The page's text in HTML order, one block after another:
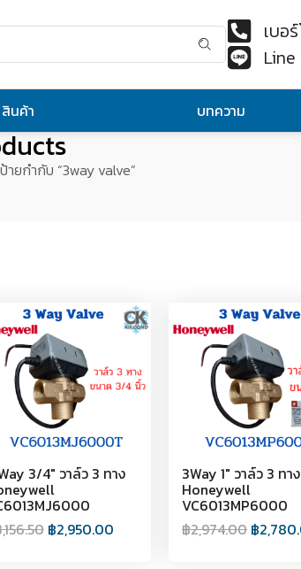
เบอ
สินค้า บทความ
ยกำกับ “3way valve”
3/4" วาล์ว 3 ทาง
฿2,950.00
3Way 1" วาล์ว 3 ทาง
Honeywell
VC6013MP6000
฿2,974.00 ฿